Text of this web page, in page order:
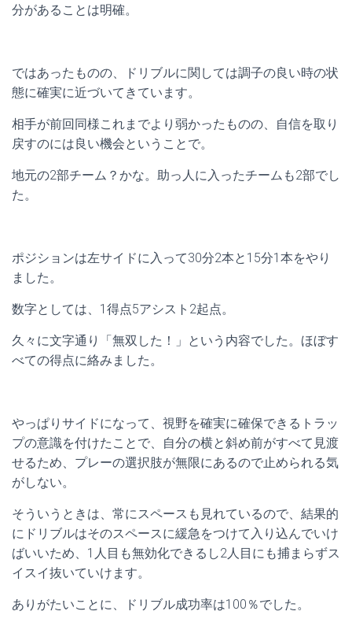
分があることは明確。
ではあったものの、ドリブルに関しては調子の良い時の状
態に確実に近づいてきています。
相手が前回同様これまでより弱かったものの、自信を取り
戻すのには良い機会ということで。
地元の2部チーム？かな。助っ人に入ったチームも2部でし
た。
ポジションは左サイドに入って30分2本と15分1本をやり
ました。
数字としては、1得点5アシスト2起点。
久々に文字通り「無双した！」という内容でした。ほぼす
べての得点に絡みました。
やっぱりサイドになって、視野を確実に確保できるトラッ
プの意識を付けたことで、自分の横と斜め前がすべて見渡
せるため、プレーの選択肢が無限にあるので止められる気
がしない。
そういうときは、常にスペースも見れているので、結果的
にドリブルはそのスペースに緩急をつけて入り込んでいけ
ばいいため、1人目も無効化できるし2人目にも捕まらずス
イスイ抜いていけます。
ありがたいことに、ドリブル成功率は100％でした。